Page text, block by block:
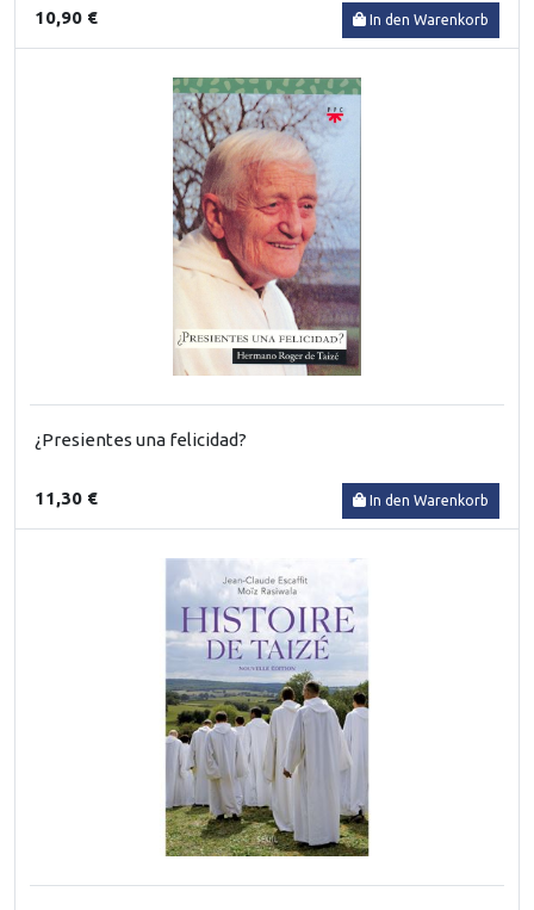
10,90 € In den Warenkorb
¿Presientes una felicidad?
11,30 € In den Warenkorb